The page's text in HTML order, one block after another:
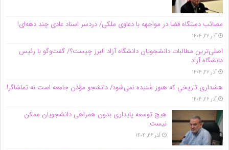
مصائب دستگاه قضا در مواجهه با دعاوی ملکی/ دردسر اسناد عادی چند‌ دهه‌ای!
آذر ۲۷, ۱۴۰۴
اصلی‌ترین مطالبات دانشجویان دانشگاه آزاد البرز چیست؟/ گفت‌وگو با رئیس
دانشگاه آز‌اد
آذر ۲۷, ۱۴۰۴
هشداری تاریخی که هنوز شنیده نمی‌شود/ دانشجو مؤذن جامعه است نه تماشاگر!
آذر ۲۶, ۱۴۰۴
هیچ توسعه پایداری بدون همراهی دانشجویان ممکن
نیست
آذر ۲۶, ۱۴۰۴